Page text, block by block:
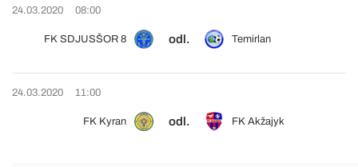
24.03.2020 08:00
FK SDJUSŠOR 8 odl. Temirlan
24.03.2020 11:00
FK Kyran odl. FK Akžajyk